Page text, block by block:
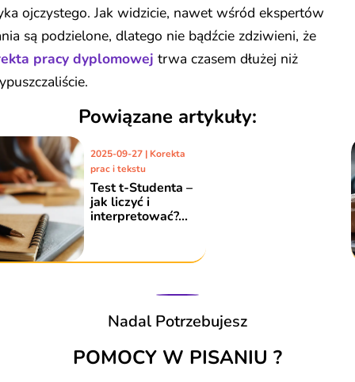
ojczystego. Jak widzicie, nawet wśród ekspertów
są podzielone, dlatego nie bądźcie zdziwieni, że
pracy dyplomowej trwa czasem dłużej niż
Powiązane artykuły:
Nadal Potrzebujesz
POMOCY W PISANIU ?